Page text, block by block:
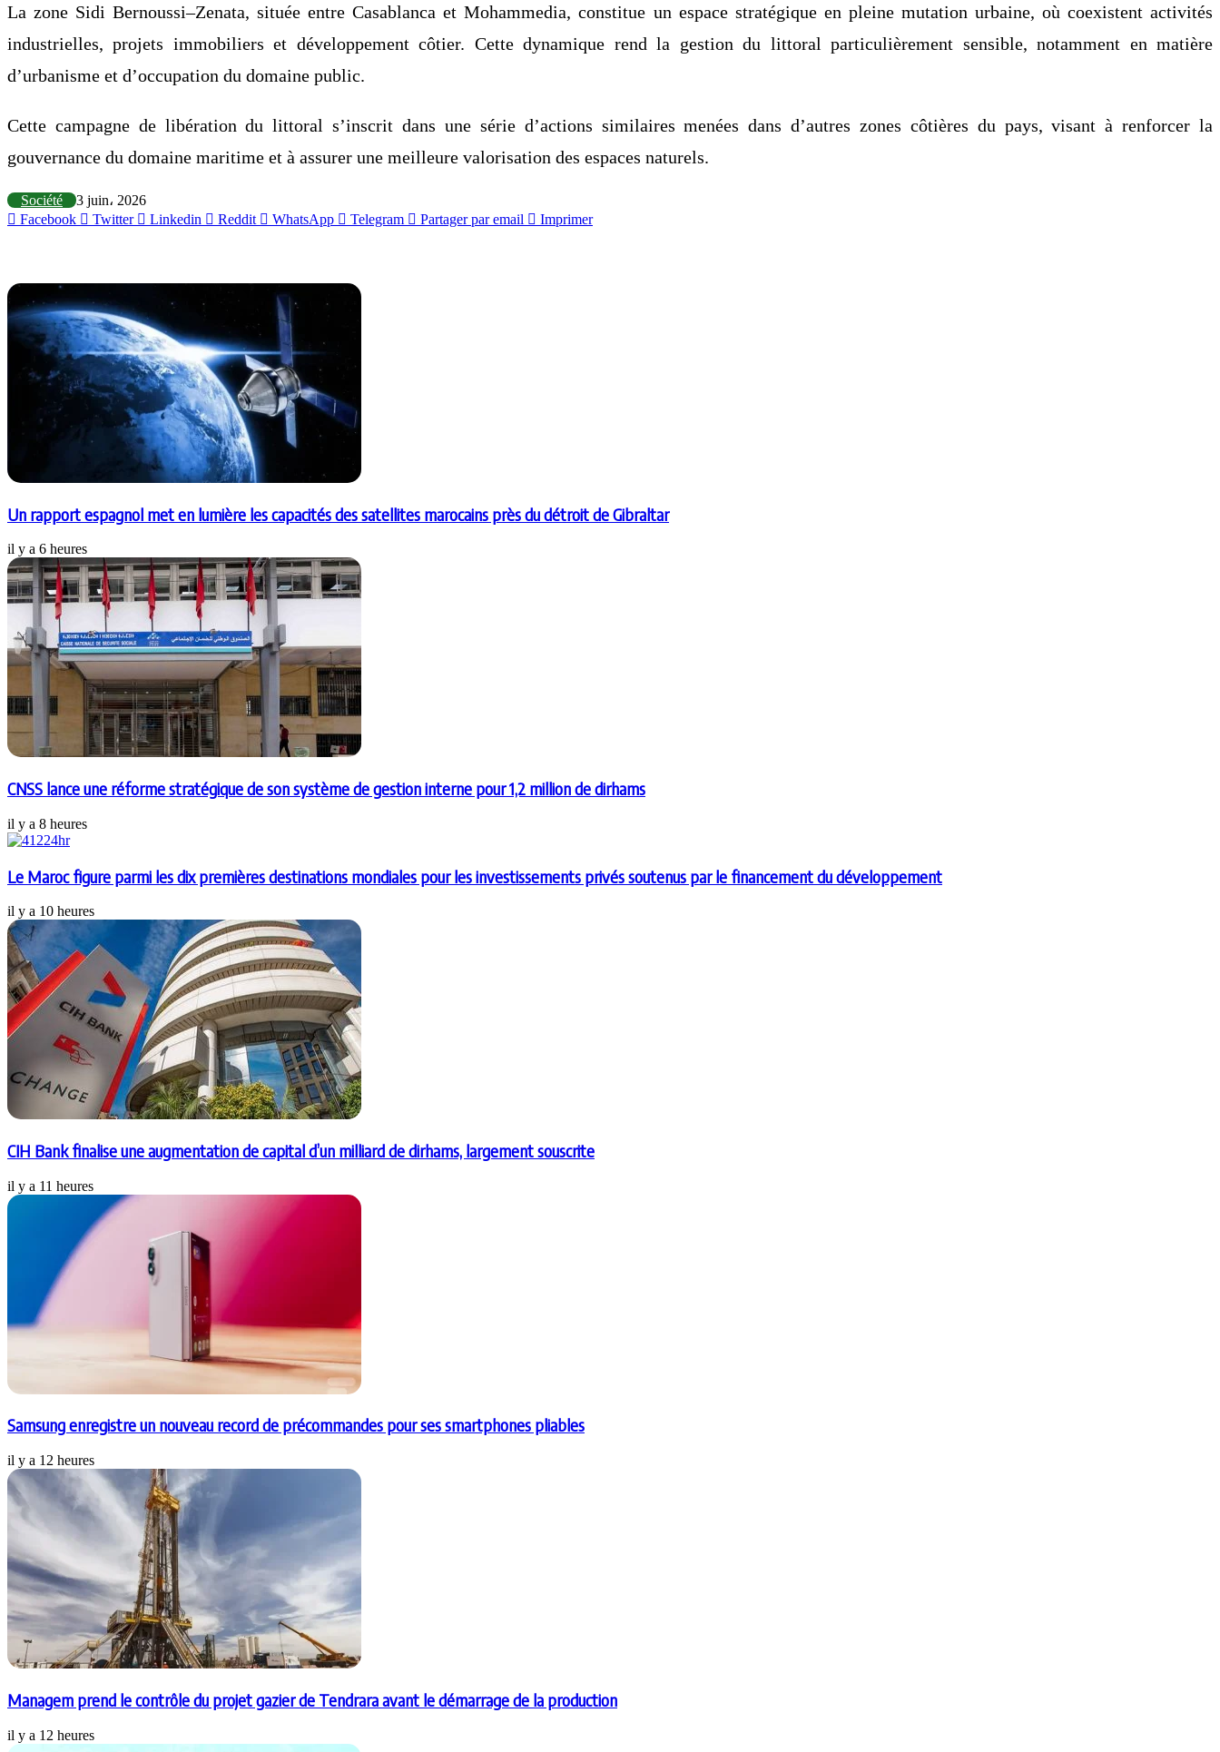
La zone Sidi Bernoussi–Zenata, située entre Casablanca et Mohammedia, constitue un espace stratégique en pleine mutation urbaine, où coexistent activités
industrielles, projets immobiliers et développement côtier. Cette dynamique rend la gestion du littoral particulièrement sensible, notamment en matière
d’urbanisme et d’occupation du domaine public.
Cette campagne de libération du littoral s’inscrit dans une série d’actions similaires menées dans d’autres zones côtières du pays, visant à renforcer la
gouvernance du domaine maritime et à assurer une meilleure valorisation des espaces naturels.
Société
3 juin، 2026
Facebook
Twitter Linkedin Reddit WhatsApp Telegram Partager par email Imprimer
Un rapport espagnol met en lumière les capacités des satellites marocains près du détroit de Gibraltar
il y a 6 heures
CNSS lance une réforme stratégique de son système de gestion interne pour 1,2 million de dirhams
il y a 8 heures
Le Maroc figure parmi les dix premières destinations mondiales pour les investissements privés soutenus par le financement du développement
il y a 10 heures
CIH Bank finalise une augmentation de capital d’un milliard de dirhams, largement souscrite
il y a 11 heures
Samsung enregistre un nouveau record de précommandes pour ses smartphones pliables
il y a 12 heures
Managem prend le contrôle du projet gazier de Tendrara avant le démarrage de la production
il y a 12 heures